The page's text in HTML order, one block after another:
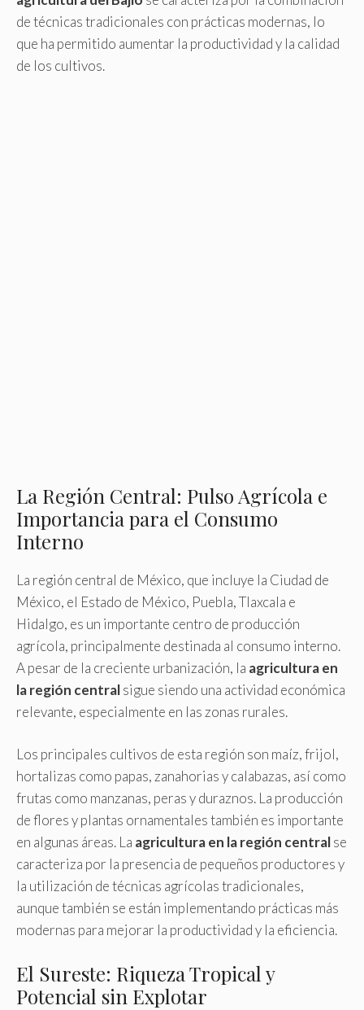
de técnicas tradicionales con prácticas modernas, lo
que ha permitido aumentar la productividad y la calidad
de los cultivos.
La Región Central: Pulso Agrícola e
Importancia para el Consumo
Interno
La región central de México, que incluye la Ciudad de
México, el Estado de México, Puebla, Tlaxcala e
Hidalgo, es un importante centro de producción
agrícola, principalmente destinada al consumo interno.
A pesar de la creciente urbanización, la agricultura en
la región centralsigue siendo una actividad económica
relevante, especialmente en las zonas rurales.
Los principales cultivos de esta región son maíz, frijol,
hortalizas como papas, zanahorias y calabazas, así como
frutas como manzanas, peras y duraznos. La producción
de flores y plantas ornamentales también es importante
en algunas áreas. La agricultura en la región centralse
caracteriza por la presencia de pequeños productores y
la utilización de técnicas agrícolas tradicionales,
aunque también se están implementando prácticas más
modernas para mejorar la productividad y la eficiencia.
El Sureste: Riqueza Tropical y
Potencial sin Explotar